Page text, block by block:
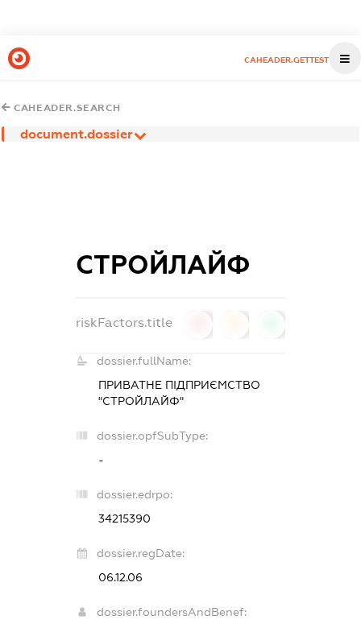
CAHEADER.GETTEST
CAHEADER.SEARCH
document.dossier
СТРОЙЛАЙФ
riskFactors.title
dossier.fullName:
ПРИВАТНЕ ПІДПРИЄМСТВО
"СТРОЙЛАЙФ"
dossier.opfSubType:
-
dossier.edrpo:
34215390
dossier.regDate:
06.12.06
dossier.foundersAndBenef: